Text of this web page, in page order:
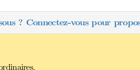
? Connectez-vous pour